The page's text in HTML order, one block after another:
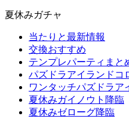
夏休みガチャ
当たりと最新情報
交換おすすめ
テンプレパーティまと
パズドラアイランドコ
ワンタッチパズドラア
夏休みガイノウト降臨
夏休みゼローグ降臨